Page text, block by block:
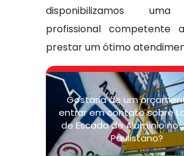
disponibilizamos
profissional competente
prestar um ótimo
Gostaria de um
entrar em contato sobre
de Escada de Alumínio no
Paulistano?